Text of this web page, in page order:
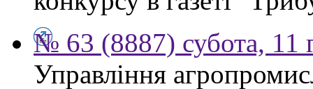
№ 63 (8887) субота, 11
Управління